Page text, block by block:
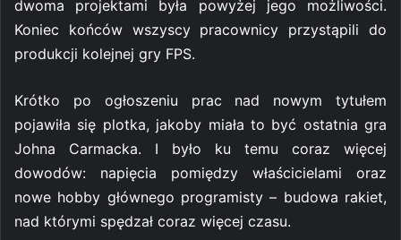
dwoma projektami była powyżej jego możliwości.
Koniec końców wszyscy pracownicy przystąpili do
produkcji kolejnej gry FPS.
Krótko po ogłoszeniu prac nad nowym tytułem
pojawiła się plotka, jakoby miała to być ostatnia gra
Johna Carmacka. I było ku temu coraz więcej
dowodów: napięcia pomiędzy właścicielami oraz
nowe hobby głównego programisty – budowa rakiet,
nad którymi spędzał coraz więcej czasu.